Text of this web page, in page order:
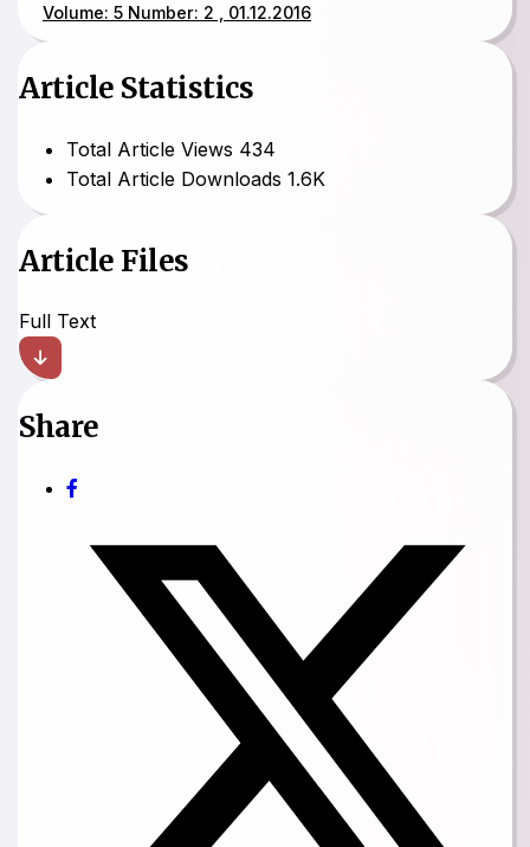
Volume: 5 Number: 2 , 01.12.2016
Article Statistics
Total Article Views 434
Total Article Downloads 1.6K
Article Files
Full Text
Share